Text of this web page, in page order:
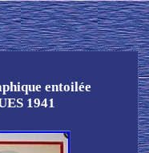
entoilée
1941